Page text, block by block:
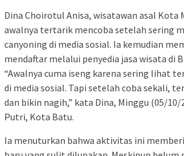
Dina Choirotul Anisa, wisatawan asal Kota
awalnya tertarik mencoba setelah sering
canyoning di media sosial. Ia kemudian
mendaftar melalui penyedia jasa wisata di
“Awalnya cuma iseng karena sering lihat
di media sosial. Tapi setelah coba sekali,
dan bikin nagih,” kata Dina, Minggu (05/10/
Putri, Kota Batu.
Ia menuturkan bahwa aktivitas ini